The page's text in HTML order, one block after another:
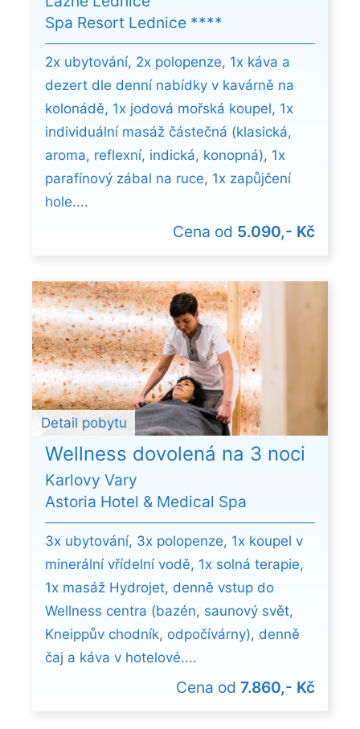
Spa Resort Lednice ****
2x ubytování, 2x polopenze, 1x káva a
dezert dle denní nabídky v kavárně na
kolonádě, 1x jodová mořská koupel, 1x
individuální masáž částečná (klasická,
aroma, reflexní, indická, konopná), 1x
parafínový zábal na ruce, 1x zapůjčení
hole....
Cena od 5.090,- Kč
Wellness dovolená na 3 noci
Karlovy Vary
Astoria Hotel & Medical Spa
3x ubytování, 3x polopenze, 1x koupel v
minerální vřídelní vodě, 1x solná terapie,
1x masáž Hydrojet, denně vstup do
Wellness centra (bazén, saunový svět,
Kneippův chodník, odpočívárny), denně
čaj a káva v hotelové....
Cena od 7.860,- Kč
Detail pobytu